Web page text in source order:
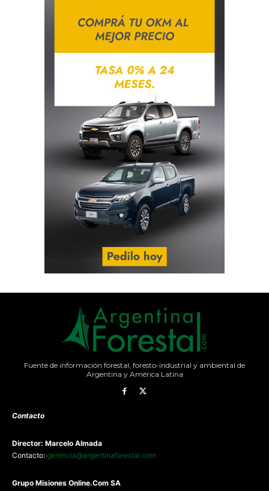
Fuente de información forestal, foresto-industrial y ambiental de
Argentina y América Latina
Contacto
Director: Marcelo Almada
Contacto: gerencia@argentinaforestal.com
Grupo Misiones Online.Com SA